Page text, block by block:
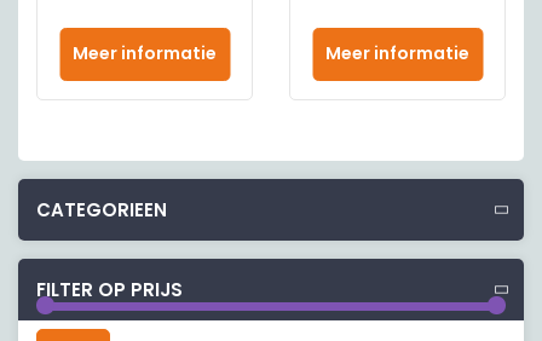
Meer informatie Meer informatie
CATEGORIEEN
FILTER OP PRIJS